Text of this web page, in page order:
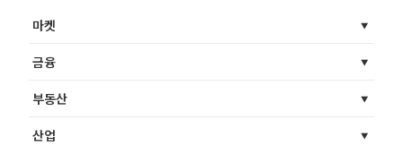
마켓
금융
부동산
산업